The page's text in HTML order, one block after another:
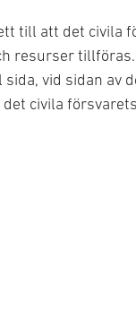
till att det civila
resurser
vid sidan av
civila